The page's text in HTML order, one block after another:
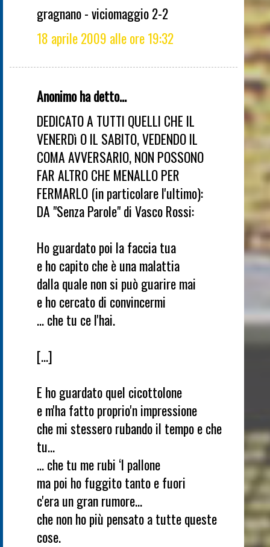
gragnano - viciomaggio 2-2
18 aprile 2009 alle ore 19:32
Anonimo ha detto...
DEDICATO A TUTTI QUELLI CHE IL
VENERDì O IL SABITO, VEDENDO IL
COMA AVVERSARIO, NON POSSONO
FAR ALTRO CHE MENALLO PER
FERMARLO (in particolare l'ultimo):
DA "Senza Parole" di Vasco Rossi:
Ho guardato poi la faccia tua
e ho capito che è una malattia
dalla quale non si può guarire mai
e ho cercato di convincermi
... che tu ce l'hai.
[…]
E ho guardato quel cicottolone
e m'ha fatto proprio'n impressione
che mi stessero rubando il tempo e che
tu...
... che tu me rubi ‘l pallone
ma poi ho fuggito tanto e fuori
c'era un gran rumore...
che non ho più pensato a tutte queste
cose.